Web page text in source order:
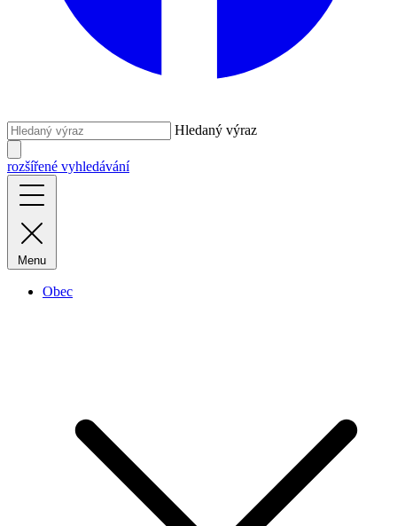
Hledaný výraz
rozšířené vyhledávání
Menu
Obec